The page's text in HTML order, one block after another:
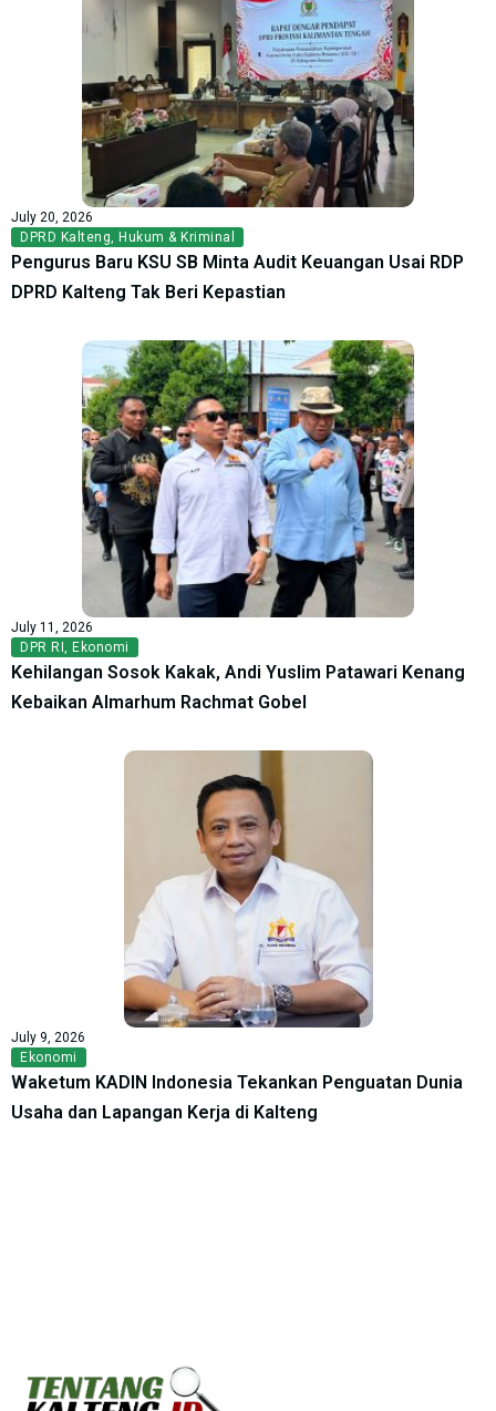
July 20, 2026
DPRD Kalteng, Hukum & Kriminal
Pengurus Baru KSU SB Minta Audit Keuangan Usai RDP
DPRD Kalteng Tak Beri Kepastian
July 11, 2026
DPR RI , Ekonomi
Kehilangan Sosok Kakak, Andi Yuslim Patawari Kenang
Kebaikan Almarhum Rachmat Gobel
July 9, 2026
Ekonomi
Waketum KADIN Indonesia Tekankan Penguatan Dunia
Usaha dan Lapangan Kerja di Kalteng